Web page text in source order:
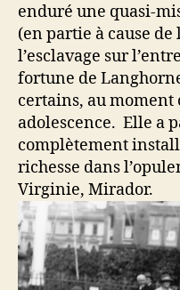
enduré une quasi-
(en partie à cause
l’esclavage sur
fortune de
certains, au moment
adolescence. Elle a
complètement
richesse dans
Virginie, Mirador.